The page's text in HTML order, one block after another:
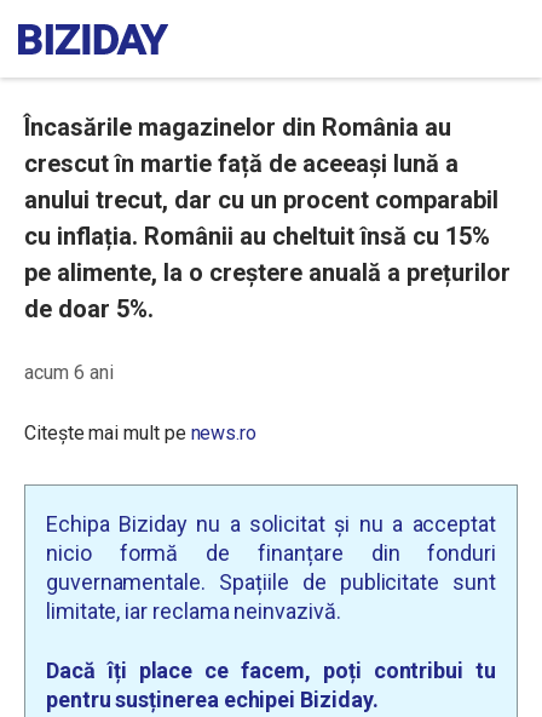
Încasările magazinelor din România au
crescut în martie față de aceeași lună a
anului trecut, dar cu un procent comparabil
cu inflația. Românii au cheltuit însă cu 15%
pe alimente, la o creștere anuală a prețurilor
de doar 5%.
acum 6 ani
Citește mai mult pe news.ro
Echipa Biziday nu a solicitat și nu a acceptat
nicio formă de finanțare din fonduri
guvernamentale. Spațiile de publicitate sunt
limitate, iar reclama neinvazivă.
Dacă îți place ce facem, poți contribui tu
pentru susținerea echipei Biziday.